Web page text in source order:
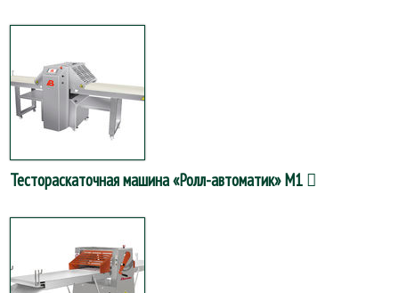
Тестораскаточная машина «Ролл-автоматик» М1